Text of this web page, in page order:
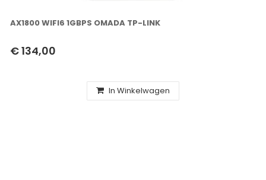
AX1800 WIFI6 1GBPS OMADA TP-LINK
€ 134,00
In Winkelwagen